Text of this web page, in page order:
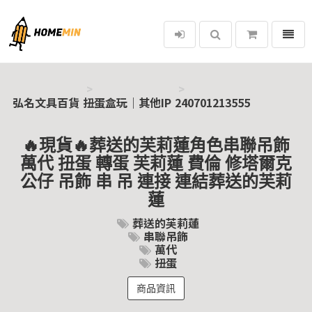
弘名文具百貨
選單
弘名文具百貨 扭蛋盒玩｜其他IP 240701213555
🔥現貨🔥葬送的芙莉蓮角色串聯吊飾
萬代 扭蛋 轉蛋 芙莉蓮 費倫 修塔爾克
公仔 吊飾 串 吊 連接 連結葬送的芙莉
蓮
葬送的芙莉蓮
串聯吊飾
萬代
扭蛋
商品資訊